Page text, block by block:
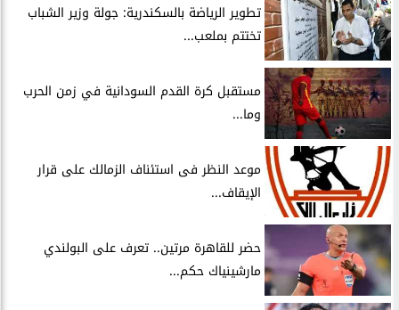
​تطوير الرياضة بالسكندرية: جولة وزير الشباب
تختتم بملعب...
مستقبل كرة القدم السودانية في زمن الحرب
وما...
موعد النظر فى استئناف الزمالك على قرار
الإيقاف...
حضر للقاهرة مرتين.. تعرف على البولندي
مارشينياك حكم...